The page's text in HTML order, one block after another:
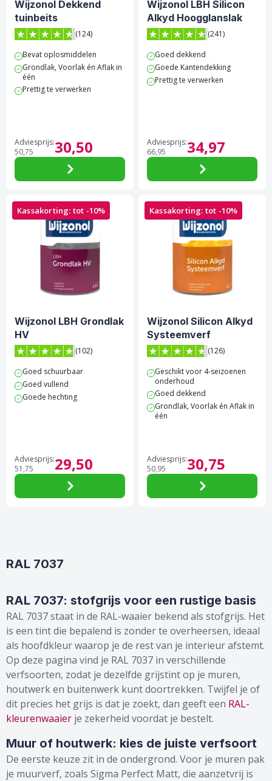
Wijzonol Dekkend
tuinbeits
(124)
Bevat oplosmiddelen
Grondlak, Voorlak én Aflak in
één
Prettig te verwerken
30,50
Adviesprijs:
50,75
Wijzonol LBH Silicon
Alkyd Hoogglanslak
(241)
Goed dekkend
Goede Kantendekking
Prettig te verwerken
34,97
Adviesprijs:
66,95
Kassakorting: tot -10%
Wijzonol LBH Grondlak
HV
(102)
Goed schuurbaar
Goed vullend
Goede hechting
29,50
Adviesprijs:
51,75
Kassakorting: tot -10%
Wijzonol Silicon Alkyd
Systeemverf
(126)
Geschikt voor 4-seizoenen
onderhoud
Goed dekkend
Grondlak, Voorlak én Aflak in
één
30,75
Adviesprijs:
50,95
RAL 7037
RAL 7037: stofgrijs voor een rustige basis
RAL 7037 staat in de RAL-waaier bekend als stofgrijs. Het
is een tint die bepalend is zonder te overheersen, ideaal
als hoofdkleur waarop je de rest van je interieur afstemt.
Op deze pagina vind je RAL 7037 in verschillende
verfsoorten, zodat je dezelfde grijstint op je muren,
houtwerk en buitenwerk kunt doortrekken. Twijfel je of
dit precies het grijs is dat je zoekt, dan geeft een RAL-
kleurenwaaier je zekerheid voordat je bestelt.
Muur of houtwerk: kies de juiste verfsoort
De eerste keuze zit in de ondergrond. Voor je muren pak
je muurverf, zoals Sigma Perfect Matt, die aanzetvrij is